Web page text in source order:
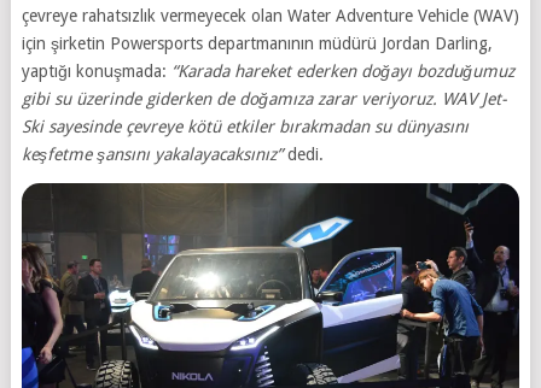
çevreye rahatsızlık vermeyecek olan Water Adventure Vehicle (WAV)
için şirketin Powersports departmanının müdürü Jordan Darling,
yaptığı konuşmada: “Karada hareket ederken doğayı bozduğumuz
gibi su üzerinde giderken de doğamıza zarar veriyoruz. WAV Jet-
Ski sayesinde çevreye kötü etkiler bırakmadan su dünyasını
keşfetme şansını yakalayacaksınız”dedi.